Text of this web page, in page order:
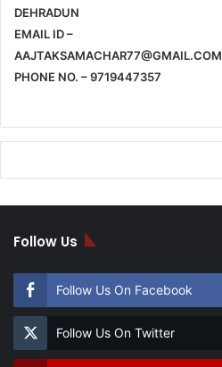
DEHRADUN
EMAIL ID –
AAJTAKSAMACHAR77@GMAIL.COM
PHONE NO. – 9719447357
Follow Us
Follow Us On Facebook
Follow Us On Twitter